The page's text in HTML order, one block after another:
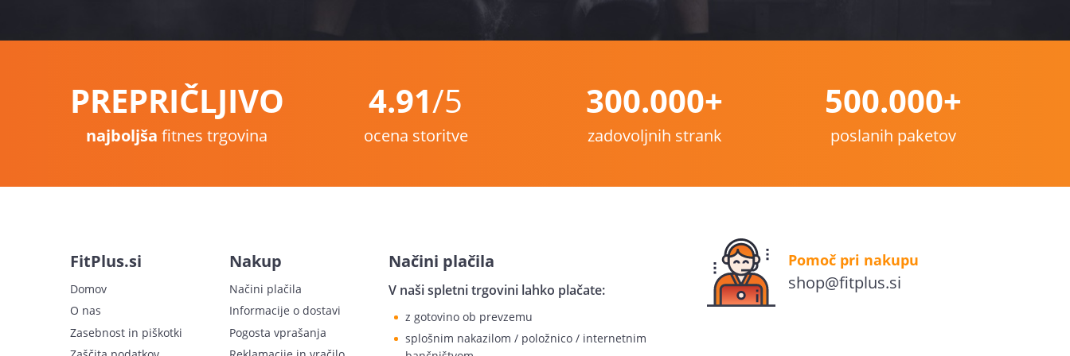
PREPRIČLJIVO
najboljša fitnes trgovina
4.91/5
ocena storitve
300.000+
zadovoljnih strank
500.000+
poslanih paketov
FitPlus.si
Domov
O nas
Zasebnost in piškotki
Nakup
Načini plačila
Informacije o dostavi
Pogosta vprašanja
Načini plačila
V naši spletni trgovini lahko plačate:
z gotovino ob prevzemu
splošnim nakazilom / položnico / internetnim
Pomoč pri nakupu
shop@fitplus.si